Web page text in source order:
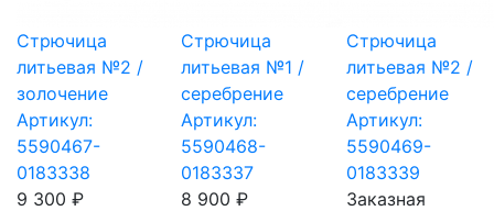
Стрючица
литьевая №2 /
золочение
Артикул:
5590467-
0183338
9 300 ₽
Стрючица
литьевая №1 /
серебрение
Артикул:
5590468-
0183337
8 900 ₽
Стрючица
литьевая №2 /
серебрение
Артикул:
5590469-
0183339
Заказная